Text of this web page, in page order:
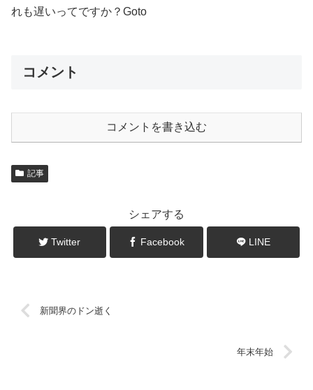
れも遅いってですか？Goto
コメント
コメントを書き込む
記事
シェアする
Twitter Facebook LINE
新聞界のドン逝く
年末年始